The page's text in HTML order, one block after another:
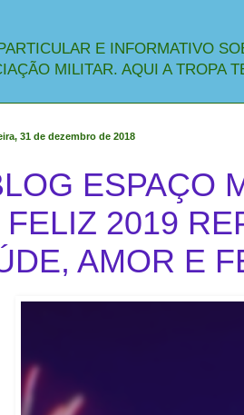
E INFORMATIVO
MILITAR. AQUI A TROPA
31 de dezembro de 2018
ESPAÇO
FELIZ 2019
AMOR E